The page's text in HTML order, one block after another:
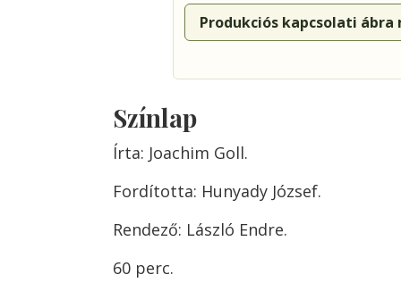
Produkciós kapcsolati
Színlap
Írta: Joachim Goll.
Fordította: Hunyady József.
Rendező: László Endre.
60 perc.